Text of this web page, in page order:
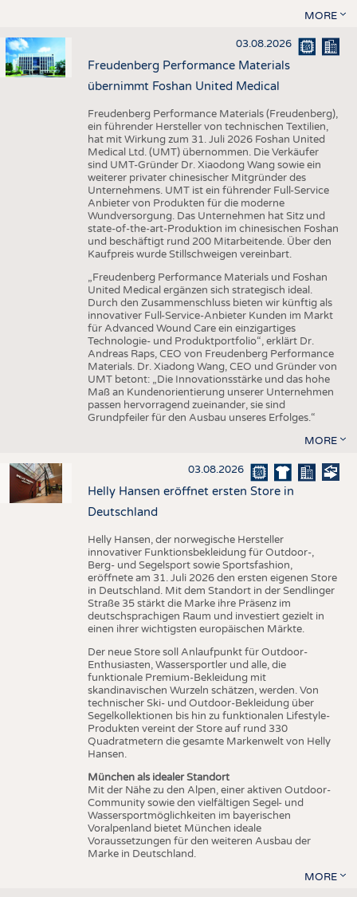
MORE
03.08.2026
Freudenberg Performance Materials
übernimmt Foshan United Medical
Freudenberg Performance Materials (Freudenberg),
ein führender Hersteller von technischen Textilien,
hat mit Wirkung zum 31. Juli 2026 Foshan United
Medical Ltd. (UMT) übernommen. Die Verkäufer
sind UMT-Gründer Dr. Xiaodong Wang sowie ein
weiterer privater chinesischer Mitgründer des
Unternehmens. UMT ist ein führender Full-Service
Anbieter von Produkten für die moderne
Wundversorgung. Das Unternehmen hat Sitz und
state-of-the-art-Produktion im chinesischen Foshan
und beschäftigt rund 200 Mitarbeitende. Über den
Kaufpreis wurde Stillschweigen vereinbart.
„Freudenberg Performance Materials und Foshan
United Medical ergänzen sich strategisch ideal.
Durch den Zusammenschluss bieten wir künftig als
innovativer Full-Service-Anbieter Kunden im Markt
für Advanced Wound Care ein einzigartiges
Technologie- und Produktportfolio“, erklärt Dr.
Andreas Raps, CEO von Freudenberg Performance
Materials. Dr. Xiadong Wang, CEO und Gründer von
UMT betont: „Die Innovationsstärke und das hohe
Maß an Kundenorientierung unserer Unternehmen
passen hervorragend zueinander, sie sind
Grundpfeiler für den Ausbau unseres Erfolges.“
MORE
03.08.2026
Helly Hansen eröffnet ersten Store in
Deutschland
Helly Hansen, der norwegische Hersteller
innovativer Funktionsbekleidung für Outdoor-,
Berg- und Segelsport sowie Sportsfashion,
eröffnete am 31. Juli 2026 den ersten eigenen Store
in Deutschland. Mit dem Standort in der Sendlinger
Straße 35 stärkt die Marke ihre Präsenz im
deutschsprachigen Raum und investiert gezielt in
einen ihrer wichtigsten europäischen Märkte.
Der neue Store soll Anlaufpunkt für Outdoor-
Enthusiasten, Wassersportler und alle, die
funktionale Premium-Bekleidung mit
skandinavischen Wurzeln schätzen, werden. Von
technischer Ski- und Outdoor-Bekleidung über
Segelkollektionen bis hin zu funktionalen Lifestyle-
Produkten vereint der Store auf rund 330
Quadratmetern die gesamte Markenwelt von Helly
Hansen.
München als idealer Standort
Mit der Nähe zu den Alpen, einer aktiven Outdoor-
Community sowie den vielfältigen Segel- und
Wassersportmöglichkeiten im bayerischen
Voralpenland bietet München ideale
Voraussetzungen für den weiteren Ausbau der
Marke in Deutschland.
MORE